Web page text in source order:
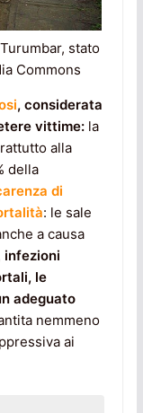
stato
Commons
, considerata
vittime: la
alla
della
di
: le sale
a causa
infezioni
le
adeguato
nemmeno
ai